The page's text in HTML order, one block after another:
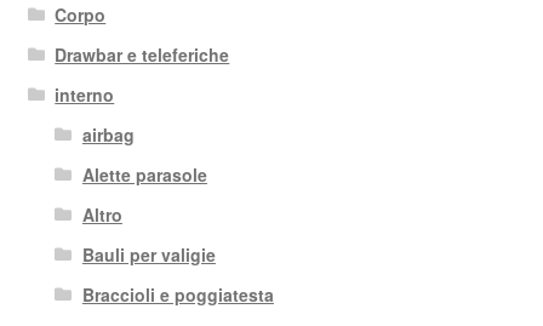
Corpo
Drawbar e teleferiche
interno
airbag
Alette parasole
Altro
Bauli per valigie
Braccioli e poggiatesta